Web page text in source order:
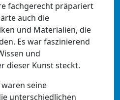
fachgerecht präpariert
auch die
und Materialien, die
Es war faszinierend
und
dieser Kunst steckt.
seine
unterschiedlichen